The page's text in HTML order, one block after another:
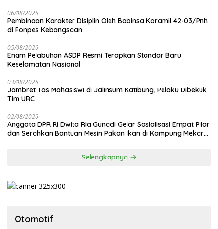
06/08/2026
Pembinaan Karakter Disiplin Oleh Babinsa Koramil 42-03/Pnh
di Ponpes Kebangsaan
05/08/2026
Enam Pelabuhan ASDP Resmi Terapkan Standar Baru
Keselamatan Nasional
03/08/2026
Jambret Tas Mahasiswi di Jalinsum Katibung, Pelaku Dibekuk
Tim URC
02/08/2026
Anggota DPR RI Dwita Ria Gunadi Gelar Sosialisasi Empat Pilar
dan Serahkan Bantuan Mesin Pakan Ikan di Kampung Mekar
Selengkapnya
Otomotif